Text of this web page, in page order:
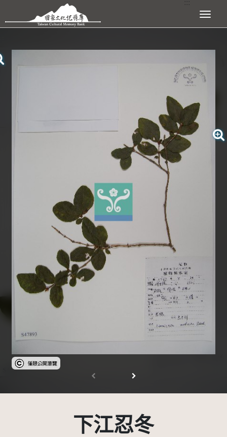
跳到主要內容區塊 展開選單
受著作權法保護-僅限於本平台有限度公開瀏覽
下江忍冬